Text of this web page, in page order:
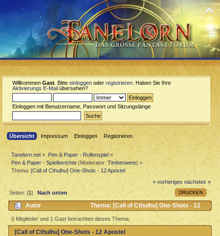
Willkommen Gast . Bitte einloggen oder registrieren . Haben Sie Ihre
Aktivierungs E-Mail übersehen?
Einloggen mit Benutzername, Passwort und Sitzungslänge
Übersicht Impressum Einloggen Registrieren
Tanelorn.net » Pen & Paper - Rollenspiel»
Pen & Paper - Spielberichte (Moderator:Timberwere) »
Thema:[Call of Cthulhu] One-Shots - 12 Apostel
« vorheriges nächstes »
DRUCKEN
Seiten: [1] Nach unten
Autor
Thema: [Call of Cthulhu] One-Shots - 12
Apostel (Gelesen 16596 mal)
0 Mitglieder und 1 Gast betrachten dieses Thema.
[Call of Cthulhu] One-Shots - 12 Apostel